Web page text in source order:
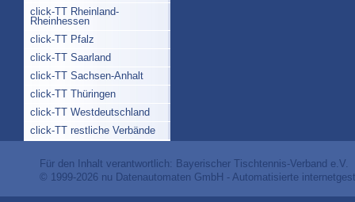
click-TT Rheinland-
Rheinhessen
click-TT Pfalz
click-TT Saarland
click-TT Sachsen-Anhalt
click-TT Thüringen
click-TT Westdeutschland
click-TT restliche Verbände
Für den Inhalt verantwortlich: Bayerischer Tischtennis-Verband e.V.
© 1999-2026 nu Datenautomaten GmbH - Automatisierte